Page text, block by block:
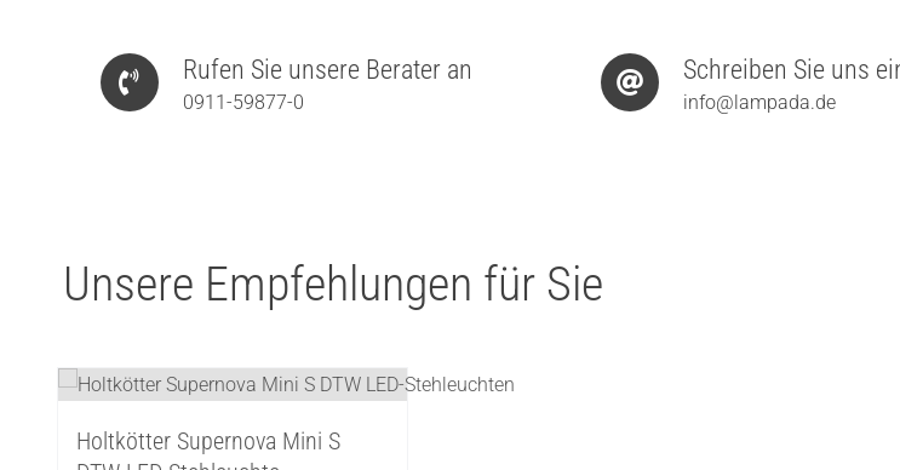
Rufen Sie unsere Berater an
0911-59877-0
Schreiben Sie uns
info@lampada.de
Unsere Empfehlungen für Sie
Holtkötter Supernova Mini S